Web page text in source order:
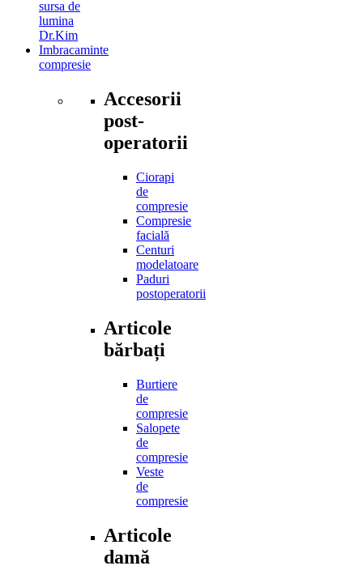
sursa de
lumina
Dr.Kim
Imbracaminte
compresie
Accesorii
post-
operatorii
Ciorapi
de
compresie
Compresie
facială
Centuri
modelatoare
Paduri
postoperatorii
Articole
bărbați
Burtiere
de
compresie
Salopete
de
compresie
Veste
de
compresie
Articole
damă